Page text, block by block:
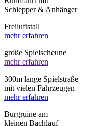
Schlepper & Anhänger
Freiluftstall
mehr erfahren
große Spielscheune
mehr erfahren
300m lange Spielstraße
mit vielen Fahrzeugen
mehr erfahren
Burgruine am
kleinen Bachlauf